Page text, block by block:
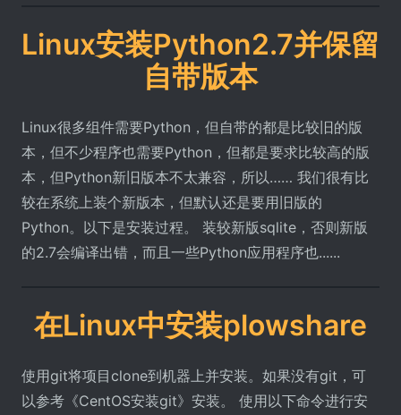
Linux安装Python2.7并保留
自带版本
Linux很多组件需要Python，但自带的都是比较旧的版
本，但不少程序也需要Python，但都是要求比较高的版
本，但Python新旧版本不太兼容，所以…… 我们很有比
较在系统上装个新版本，但默认还是要用旧版的
Python。以下是安装过程。 装较新版sqlite，否则新版
的2.7会编译出错，而且一些Python应用程序也......
在Linux中安装plowshare
使用git将项目clone到机器上并安装。如果没有git，可
以参考《CentOS安装git》安装。 使用以下命令进行安